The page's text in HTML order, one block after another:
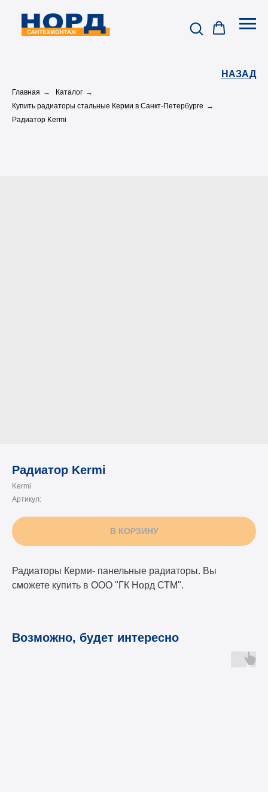
НАЗАД
Главная → Каталог →
Купить радиаторы стальные Керми в Санкт-Петербурге →
Радиатор Kermi
Радиатор Kermi
Kermi
Артикул:
В КОРЗИНУ
Радиаторы Керми- панельные радиаторы. Вы
сможете купить в ООО "ГК Норд СТМ".
Возможно, будет интересно